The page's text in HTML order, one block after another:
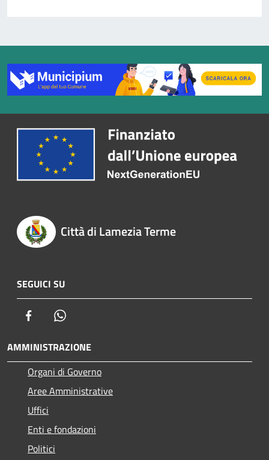
Città di Lamezia Terme
SEGUICI SU
Facebook
AMMINISTRAZIONE
Organi di Governo
Aree Amministrative
Uffici
Enti e fondazioni
Politici